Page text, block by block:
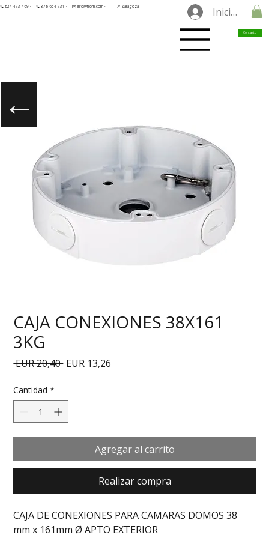
📞 624 473 469 · 📞 876 654 731 · ✉️ info@tilorn.com · 📍 Zaragoza Iniciar
Contacto
CAJA CONEXIONES 38X161
3KG
EUR 20,40 Precio
EUR 13,26
Cantidad *
Agregar al carrito
Realizar compra
CAJA DE CONEXIONES PARA CAMARAS DOMOS 38
mm x 161mm Ø APTO EXTERIOR
←